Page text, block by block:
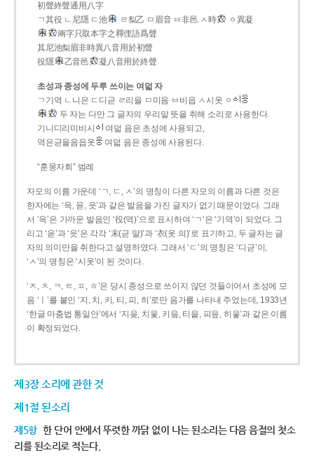
初聲終聲通用八字
ㄱ其役 ㄴ尼隱 ㄷ池
ㄹ梨乙 ㅁ眉音 ㅂ非邑 ㅅ時
ㆁ異凝
兩字只取本字之釋俚語爲聲
其尼池梨眉非時異八音用於初聲
役隱
乙音邑 凝八音用於終聲
초성과 종성에 두루 쓰이는 여덟 자
ㄱ기역 ㄴ니은 ㄷ디귿 ㄹ리을 ㅁ미음 ㅂ비읍 ㅅ시옷 ㆁ
두 자는 다만 그 글자의 우리말 뜻을 취해 소리로 사용한다.
기니디리미비시
여덟 음은 초성에 사용되고,
역은귿을음읍옷
여덟 음은 종성에 사용된다.
“훈몽자회” 범례
자모의 이름 가운데 ‘ㄱ, ㄷ, ㅅ’의 명칭이 다른 자모의 이름과 다른 것은
한자에는 ‘윽, 읃, 읏’과 같은 발음을 가진 글자가 없기 때문이었다. 그래
서 ‘윽’은 가까운 발음인 ‘役(역)’으로 표시하여 ‘ㄱ’은 ‘기역’이 되었다. 그
리고 ‘읃’과 ‘읏’은 각각 ‘末(귿 말)’과 ‘衣(옷 의)’로 표기하고, 두 글자는 글
자의 의미만을 취한다고 설명하였다. 그래서 ‘ㄷ’의 명칭은 ‘디귿’이,
‘ㅅ’의 명칭은 ‘시옷’이 된 것이다.
‘ㅈ, ㅊ, ㅋ, ㅌ, ㅍ, ㅎ’은 당시 종성으로 쓰이지 않던 것들이어서 초성에 모
음 ‘ㅣ’를 붙인 ‘지, 치, 키, 티, 피, 히’로만 음가를 나타내 주었는데, 1933년
‘한글 마춤법 통일안’에서 ‘지읒, 치읓, 키읔, 티읕, 피읖, 히읗’과 같은 이름
이 확정되었다.
제3장 소리에 관한 것
제1절 된소리
제5항 한 단어 안에서 뚜렷한 까닭 없이 나는 된소리는 다음 음절의 첫소
리를 된소리로 적는다.